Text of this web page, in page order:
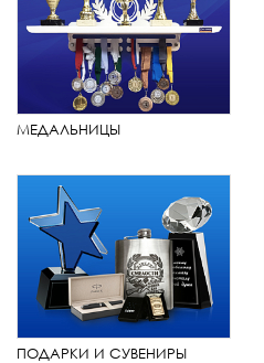
МЕДАЛЬНИЦЫ
ПОДАРКИ И СУВЕНИРЫ